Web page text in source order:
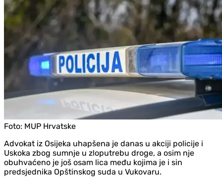
Foto: MUP Hrvatske
Advokat iz Osijeka uhapšena je danas u akciji policije i
Uskoka zbog sumnje u zloputrebu droge, a osim nje
obuhvaćeno je još osam lica među kojima je i sin
predsjednika Opštinskog suda u Vukovaru.